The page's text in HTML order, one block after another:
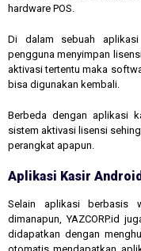
hardware POS.
Di dalam sebuah
pengguna menyimpan
aktivasi tertentu maka
bisa digunakan kembali.
Berbeda dengan aplikasi
sistem aktivasi lisensi
perangkat apapun.
Aplikasi Kasir Android
Selain aplikasi berbasis
dimanapun, YAZCORP.id
didapatkan dengan